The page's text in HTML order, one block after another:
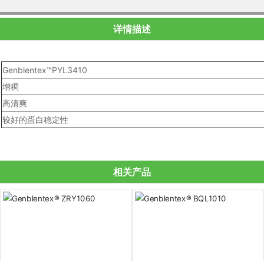
详情描述
Genblentex™PYL3410
增稠
高清爽
较好的蛋白稳定性
相关产品